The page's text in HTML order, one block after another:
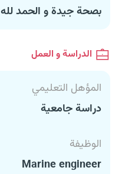
بصحة جيدة و الحمد لله
الدراسة و العمل
المؤهل التعليمي
دراسة جامعية
الوظيفة
Marine engineer